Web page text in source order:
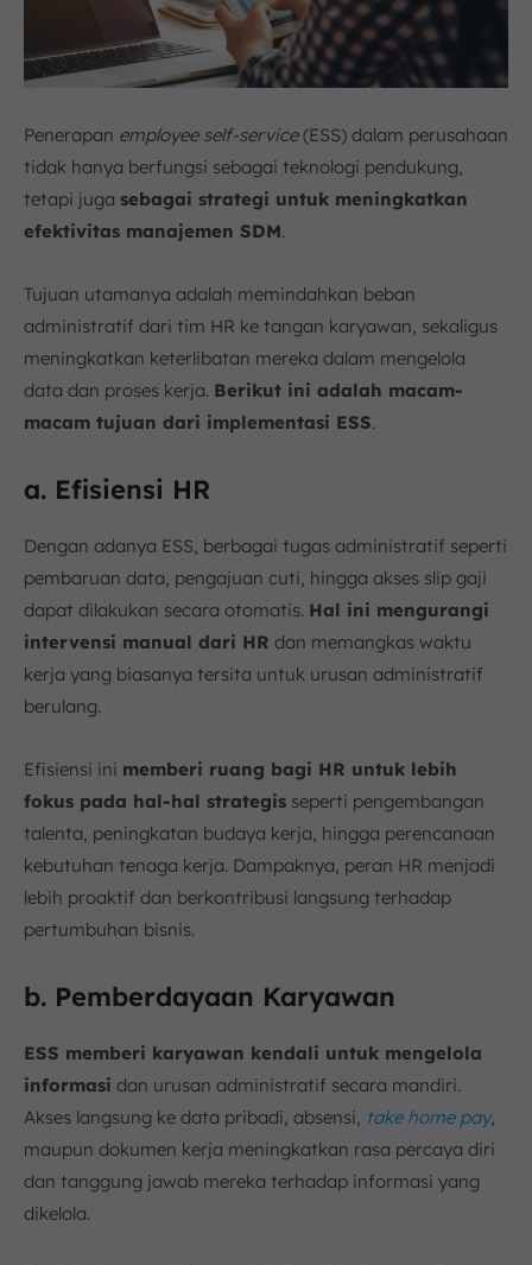
Penerapan employee self-service(ESS) dalam perusahaan
tidak hanya berfungsi sebagai teknologi pendukung,
tetapi juga sebagai strategi untuk meningkatkan
efektivitas manajemen SDM.
Tujuan utamanya adalah memindahkan beban
administratif dari tim HR ke tangan karyawan, sekaligus
meningkatkan keterlibatan mereka dalam mengelola
data dan proses kerja. Berikut ini adalah macam-
macam tujuan dari implementasi ESS.
a. Efisiensi HR
Dengan adanya ESS, berbagai tugas administratif seperti
pembaruan data, pengajuan cuti, hingga akses slip gaji
dapat dilakukan secara otomatis. Hal ini mengurangi
intervensi manual dari HR dan memangkas waktu
kerja yang biasanya tersita untuk urusan administratif
berulang.
Efisiensi ini memberi ruang bagi HR untuk lebih
fokus pada hal-hal strategis seperti pengembangan
talenta, peningkatan budaya kerja, hingga perencanaan
kebutuhan tenaga kerja. Dampaknya, peran HR menjadi
lebih proaktif dan berkontribusi langsung terhadap
pertumbuhan bisnis.
b. Pemberdayaan Karyawan
ESS memberi karyawan kendali untuk mengelola
informasi dan urusan administratif secara mandiri.
Akses langsung ke data pribadi, absensi, take home pay,
maupun dokumen kerja meningkatkan rasa percaya diri
dan tanggung jawab mereka terhadap informasi yang
dikelola.